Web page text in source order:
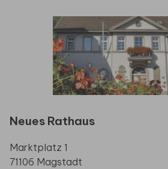
Neues Rathaus
Marktplatz 1
71106 Magstadt